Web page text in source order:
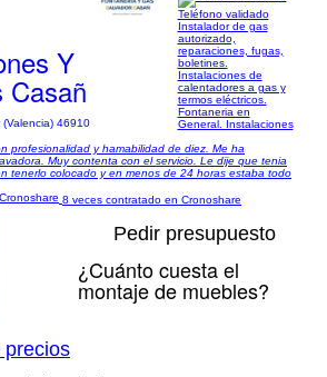
Y
Casañ
46910
Teléfono validado
Instalador de gas
autorizado,
reparaciones, fugas,
boletines.
Instalaciones de
calentadores a gas y
termos eléctricos.
Fontaneria en
General. Instalaciones
profesionalidad y hamabilidad de diez. Me ha
Muy contenta con el servicio. Le dije que tenia
tenerlo colocado y en menos de 24 horas estaba todo
8 veces contratado en Cronoshare
Pedir presupuesto
¿Cuánto cuesta el
montaje de muebles?
precios